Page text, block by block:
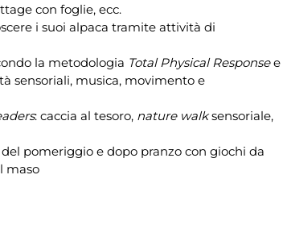
con foglie, ecc.
i suoi alpaca tramite attività di
la metodologia Total Physical Responsee
sensoriali, musica, movimento e
: caccia al tesoro, nature walksensoriale,
pomeriggio e dopo pranzo con giochi da
maso